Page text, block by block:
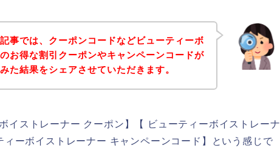
事では、クーポンコードなどビューティーボ
お得な割引クーポンやキャンペーンコードが
た結果をシェアさせていただきます。
イストレーナー クーポン】【 ビューティーボイストレーナ
ーボイストレーナー キャンペーンコード】という感じで